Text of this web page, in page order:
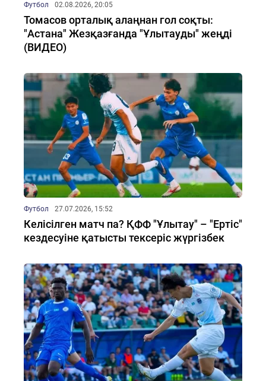
Футбол 02.08.2026, 20:05
Томасов орталық алаңнан гол соқты:
"Астана" Жезқазғанда "Ұлытауды" жеңді
(ВИДЕО)
Футбол 27.07.2026, 15:52
Келісілген матч па? ҚФФ "Ұлытау" – "Ертіс"
кездесуіне қатысты тексеріс жүргізбек